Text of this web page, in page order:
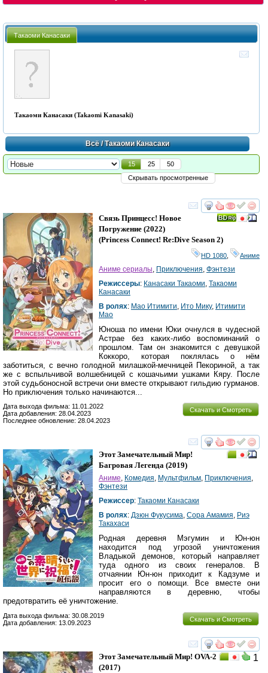
Такаоми Канасаки
Такаоми Канасаки (Takaomi Kanasaki)
Всё/ Такаоми Канасаки
15 25
50
Скрывать просмотренные
смотреть
Связь Принцесс! Новое
Погружение (2022)
(Princess Connect! Re:Dive Season 2)
HD 1080 Аниме
Аниме сериалы Приключения Фэнтези
Режиссеры: Канасаки Такаоми Такаоми
Канасаки
В ролях: Мао Итимити Ито Мику, Итимити
Мао
Юноша по имени Юки очнулся в чудесной
Астрае без каких-либо воспоминаний о
прошлом. Там он знакомится с девушкой
Коккоро, которая поклялась о нём
заботиться, с вечно голодной милашкой-мечницей Пекориной, а так
же с вспыльчивой волшебницей с кошачьими ушками Кяру. После
этой судьбоносной встречи они вместе открывают гильдию гурманов.
Но приключения только начинаются...
Скачать и Смотреть
Дата выхода фильма: 11.01.2022
Дата добавления: 28.04.2023
Последнее обновление: 28.04.2023
смотреть
Этот Замечательный Мир!
Багровая Легенда (2019)
Аниме, Комедия, Мультфильм, Приключения,
Фэнтези
Режиссер: Такаоми Канасаки
В ролях: Дзюн Фукусима, Сора Амамия, Риэ
Такахаси
Родная деревня Мэгумин и Юн-юн
находится под угрозой уничтожения
Владыкой демонов, который направляет
туда одного из своих генералов. В
отчаянии Юн-юн приходит к Кадзуме и
просит его о помощи. Все вместе они
направляются в деревню, чтобы
предотвратить её уничтожение.
Скачать и Смотреть
Дата выхода фильма: 30.08.2019
Дата добавления: 13.09.2023
смотреть
1
Этот Замечательный Мир! OVA-2
(2017)